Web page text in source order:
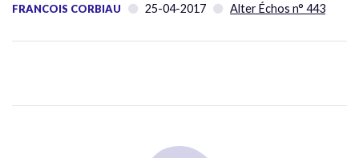
FRANCOIS CORBIAU 25-04-2017 Alter Échos n° 443